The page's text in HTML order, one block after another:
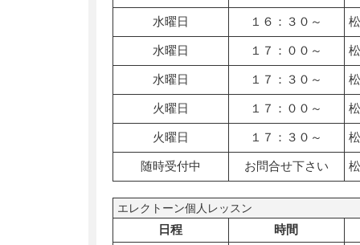
水曜日 １６：３０～
水曜日 １７：００～
水曜日 １７：３０～
火曜日 １７：００～
火曜日 １７：３０～
随時受付中 お問合せ下さい
エレクトーン個人レッスン
日程
時間